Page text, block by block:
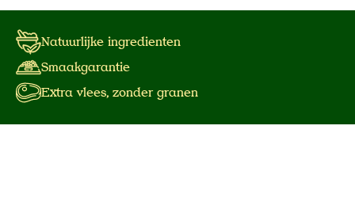
Natuurlijke ingredienten
Smaakgarantie
Extra vlees, zonder granen